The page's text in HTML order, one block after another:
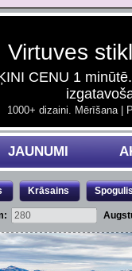
Virtuves
CENU 1
1000+ dizaini. Mērīšana |
JAUNUMI
Krāsains